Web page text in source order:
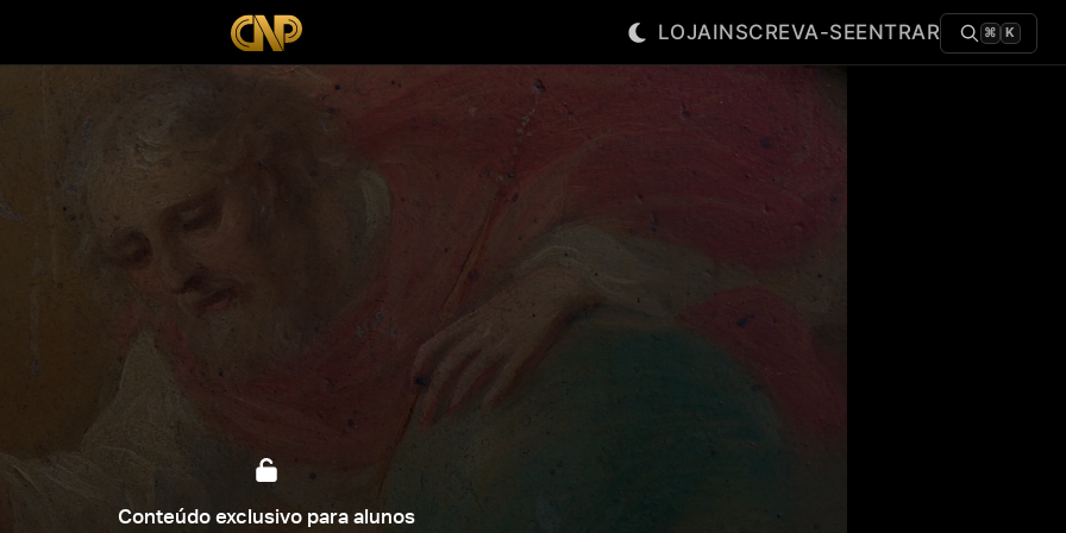
LOJAINSCREVA-SEENTRAR ⌘ K
Conteúdo exclusivo para alunos